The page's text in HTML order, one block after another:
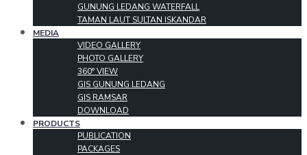
GUNUNG LEDANG WATERFALL
TAMAN LAUT SULTAN ISKANDAR
MEDIA
VIDEO GALLERY
PHOTO GALLERY
360° VIEW
GIS GUNUNG LEDANG
GIS RAMSAR
DOWNLOAD
PRODUCTS
PUBLICATION
PACKAGES